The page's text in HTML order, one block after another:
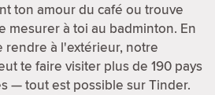
ton amour du café ou trouve
mesurer à toi au badminton. En
rendre à l'extérieur, notre
te faire visiter plus de 190 pays
— tout est possible sur Tinder.